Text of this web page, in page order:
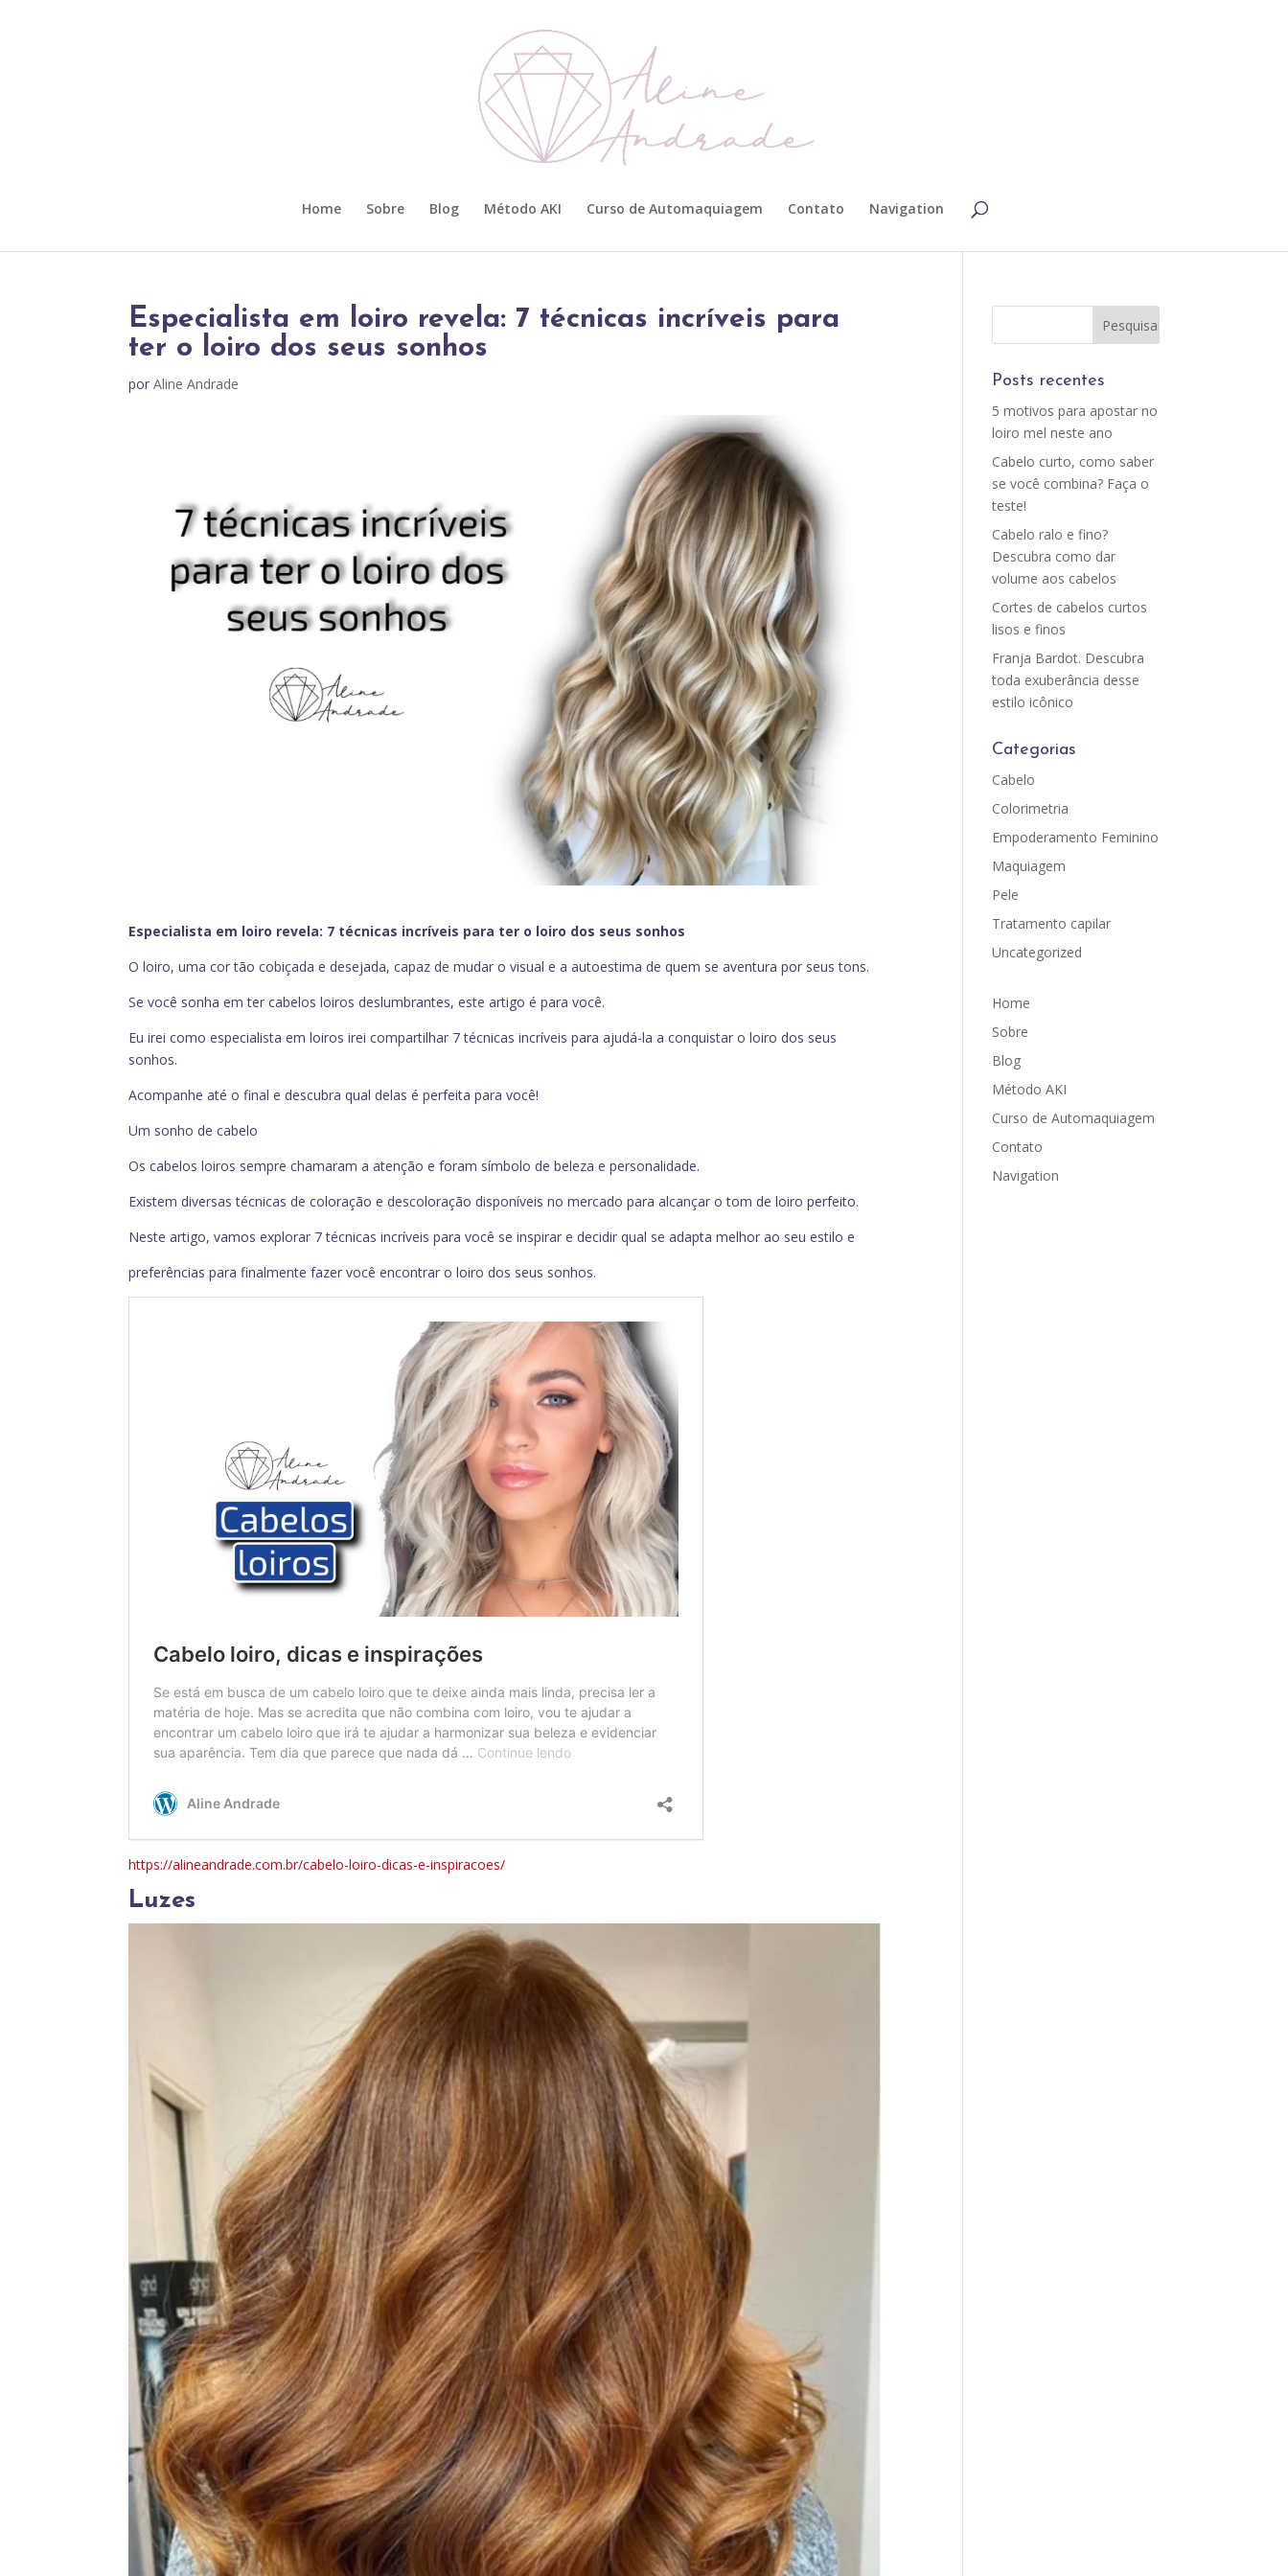
Home Sobre Blog Método AKI Curso de Automaquiagem Contato Navigation
Especialista em loiro revela: 7 técnicas incríveis para
ter o loiro dos seus sonhos
porAline Andrade
Especialista em loiro revela: 7 técnicas incríveis para ter o loiro dos seus sonhos
O loiro, uma cor tão cobiçada e desejada, capaz de mudar o visual e a autoestima de quem se aventura por seus tons.
Se você sonha em ter cabelos loiros deslumbrantes, este artigo é para você.
Eu irei como especialista em loiros irei compartilhar 7 técnicas incríveis para ajudá-la a conquistar o loiro dos seus
sonhos.
Acompanhe até o final e descubra qual delas é perfeita para você!
Um sonho de cabelo
Os cabelos loiros sempre chamaram a atenção e foram símbolo de beleza e personalidade.
Existem diversas técnicas de coloração e descoloração disponíveis no mercado para alcançar o tom de loiro perfeito.
Neste artigo, vamos explorar 7 técnicas incríveis para você se inspirar e decidir qual se adapta melhor ao seu estilo e
preferências para finalmente fazer você encontrar o loiro dos seus sonhos.
https://alineandrade.com.br/cabelo-loiro-dicas-e-inspiracoes/
Luzes
Posts recentes
5 motivos para apostar no
loiro mel neste ano
Cabelo curto, como saber
se você combina? Faça o
teste!
Cabelo ralo e fino?
Descubra como dar
volume aos cabelos
Cortes de cabelos curtos
lisos e finos
Franja Bardot. Descubra
toda exuberância desse
estilo icônico
Categorias
Cabelo
Colorimetria
Empoderamento Feminino
Maquiagem
Pele
Tratamento capilar
Uncategorized
Home
Sobre
Blog
Método AKI
Curso de Automaquiagem
Contato
Navigation